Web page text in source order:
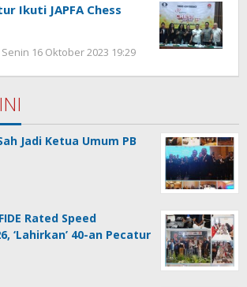
Ikuti JAPFA Chess
Senin 16 Oktober 2023 19:29
oleh
Jackson
Jadi Ketua Umum PB
Rated Speed
‘Lahirkan’ 40-an Pecatur